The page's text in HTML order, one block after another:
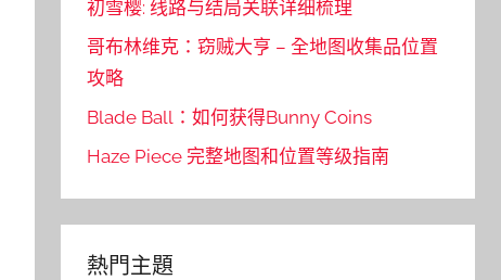
初雪樱: 线路与结局关联详细梳理
哥布林维克：窃贼大亨 – 全地图收集品位置
攻略
Blade Ball：如何获得Bunny Coins
Haze Piece 完整地图和位置等级指南
熱門主題